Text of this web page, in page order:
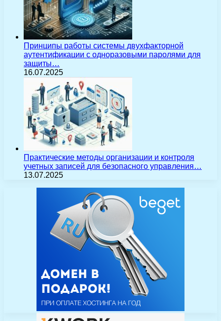
Принципы работы системы двухфакторной
аутентификации с одноразовыми паролями для
защиты…
16.07.2025
Практические методы организации и контроля
учетных записей для безопасного управления…
13.07.2025